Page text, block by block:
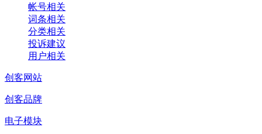
帐号相关
词条相关
分类相关
投诉建议
用户相关
创客网站
创客品牌
电子模块